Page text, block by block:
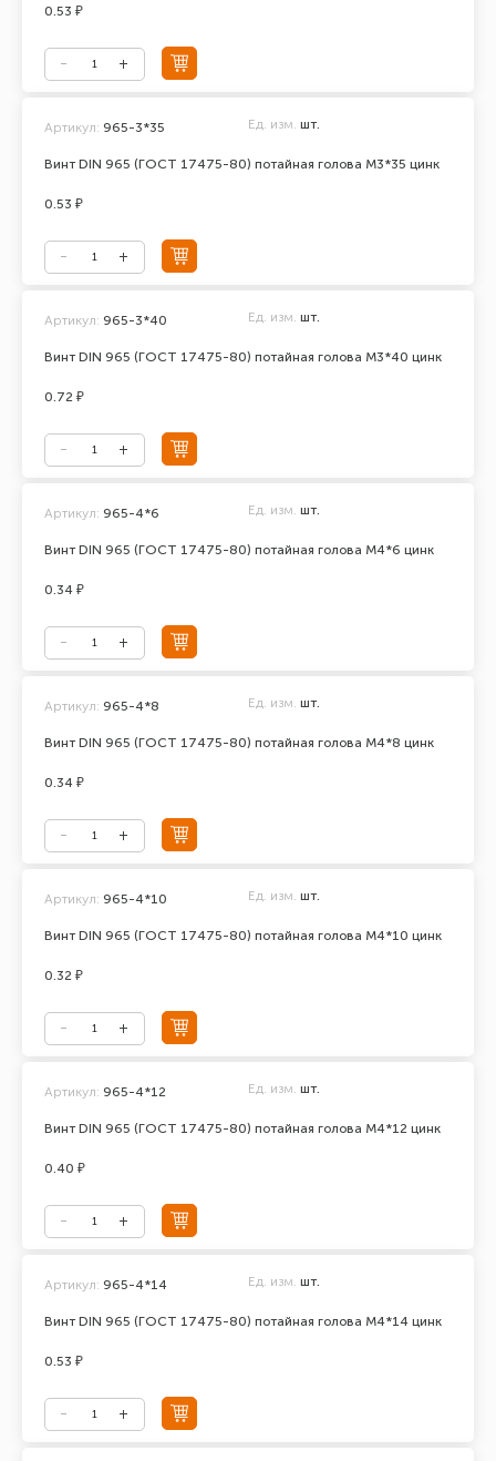
0.53 ₽
Винт DIN 965 (ГОСТ 17475-80) потайная голова М3*35 цинк
Артикул: 965-3*35 Ед. изм. шт.
0.53 ₽
Винт DIN 965 (ГОСТ 17475-80) потайная голова М3*40 цинк
Артикул: 965-3*40 Ед. изм. шт.
0.72 ₽
Винт DIN 965 (ГОСТ 17475-80) потайная голова М4*6 цинк
Артикул: 965-4*6 Ед. изм. шт.
0.34 ₽
Винт DIN 965 (ГОСТ 17475-80) потайная голова М4*8 цинк
Артикул: 965-4*8 Ед. изм. шт.
0.34 ₽
Винт DIN 965 (ГОСТ 17475-80) потайная голова М4*10 цинк
Артикул: 965-4*10 Ед. изм. шт.
0.32 ₽
Винт DIN 965 (ГОСТ 17475-80) потайная голова М4*12 цинк
Артикул: 965-4*12 Ед. изм. шт.
0.40 ₽
Винт DIN 965 (ГОСТ 17475-80) потайная голова М4*14 цинк
Артикул: 965-4*14 Ед. изм. шт.
0.53 ₽